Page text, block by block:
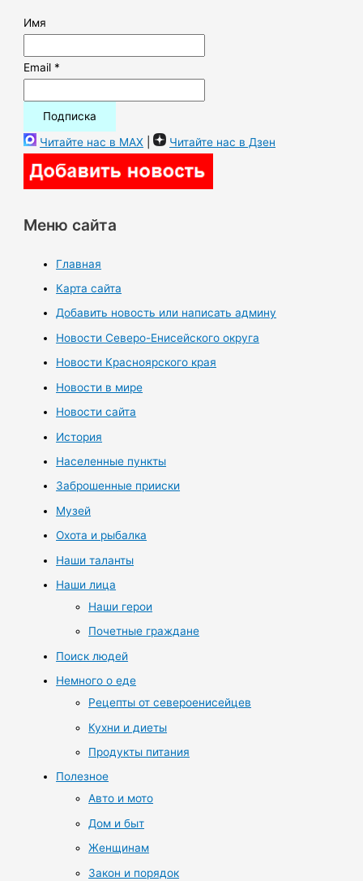
Имя
Email *
Читайте нас в MAX | Читайте нас в Дзен
Меню сайта
Главная
Карта сайта
Добавить новость или написать админу
Новости Северо-Енисейского округа
Новости Красноярского края
Новости в мире
Новости сайта
История
Населенные пункты
Заброшенные прииски
Музей
Охота и рыбалка
Наши таланты
Наши лица
Наши герои
Почетные граждане
Поиск людей
Немного о еде
Рецепты от североенисейцев
Кухни и диеты
Продукты питания
Полезное
Авто и мото
Дом и быт
Женщинам
Закон и порядок